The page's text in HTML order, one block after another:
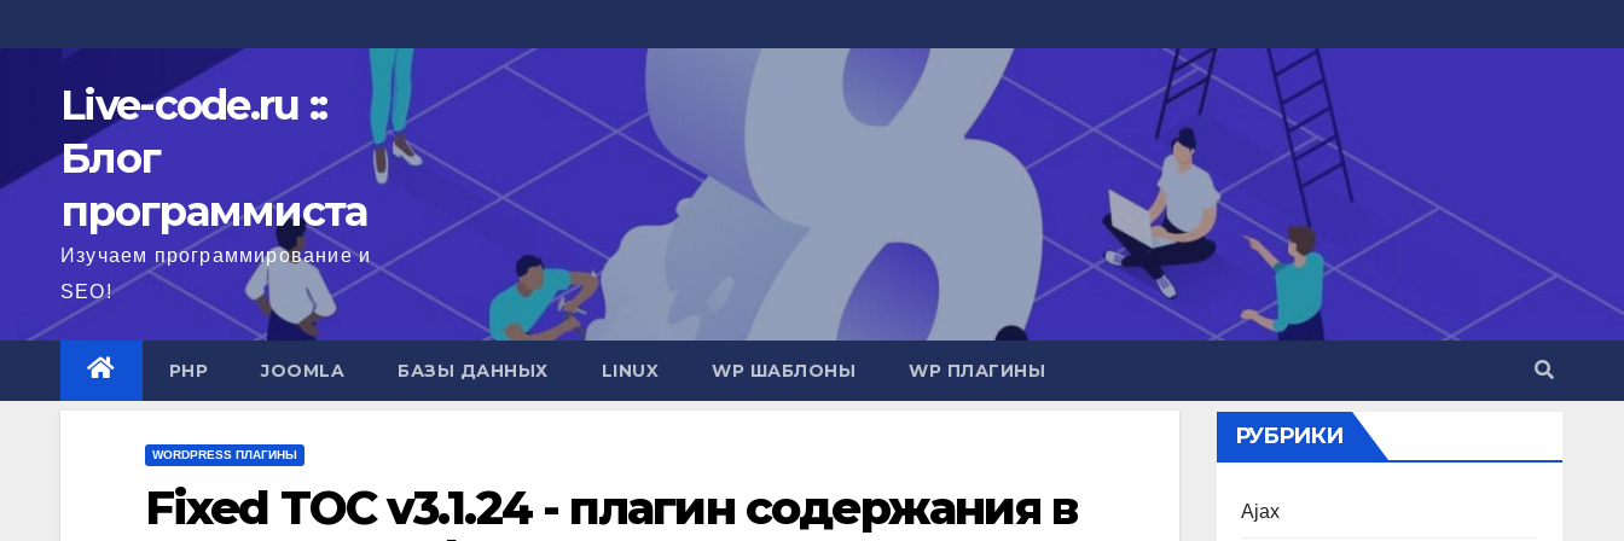
к
содержимомуLive-code.ru ::
Блог
программиста
Изучаем программирование и
SEO!
PHP JOOMLA БАЗЫ ДАННЫХ LINUX WP ШАБЛОНЫ WP ПЛАГИНЫ
WORDPRESS ПЛАГИНЫ
Fixed TOC v3.1.24 - плагин содержания в
РУБРИКИ
Ajax